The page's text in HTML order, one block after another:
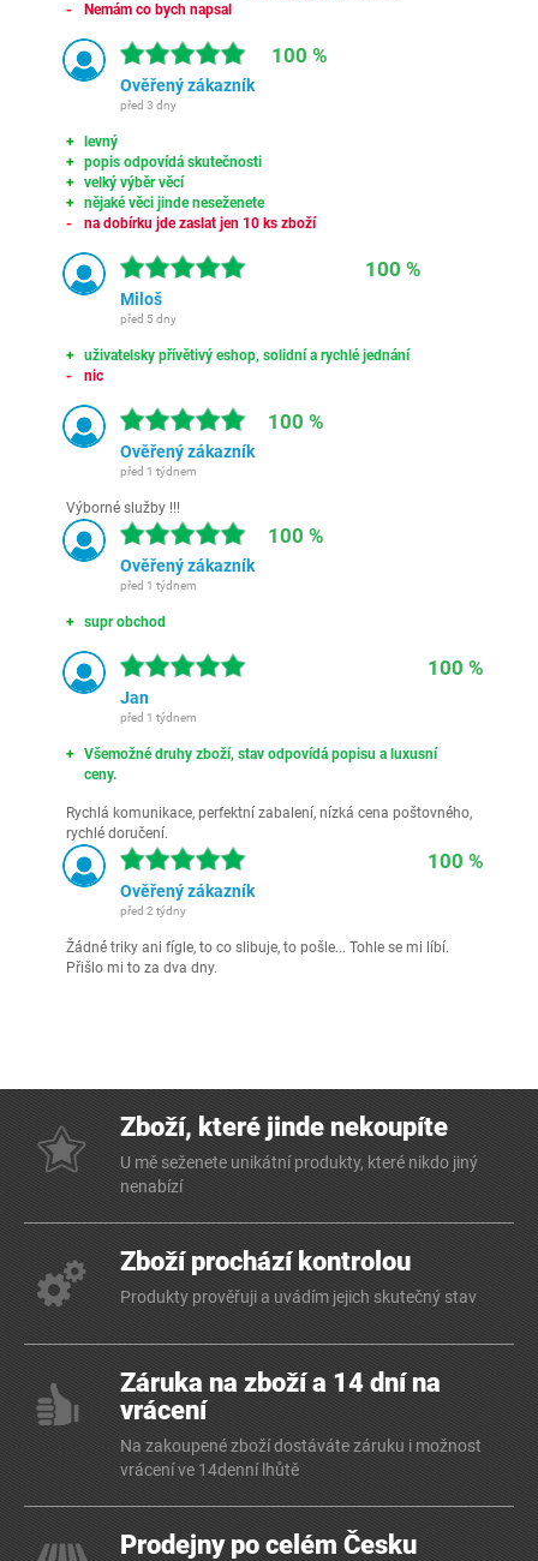
Nemám co bych napsal
100 %
Ověřený zákazník
před 3 dny
levný
popis odpovídá skutečnosti
velký výběr věcí
nějaké věci jinde neseženete
na dobírku jde zaslat jen 10 ks zboží
100 %
Miloš
před 5 dny
uživatelsky přívětivý eshop, solidní a rychlé jednání
nic
100 %
Ověřený zákazník
před 1 týdnem
Výborné služby !!!
100 %
Ověřený zákazník
před 1 týdnem
supr obchod
100 %
Jan
před 1 týdnem
Všemožné druhy zboží, stav odpovídá popisu a luxusní
ceny.
Rychlá komunikace, perfektní zabalení, nízká cena poštovného,
rychlé doručení.
100 %
Ověřený zákazník
před 2 týdny
Žádné triky ani fígle, to co slibuje, to pošle... Tohle se mi líbí.
Přišlo mi to za dva dny.
Zboží, které jinde nekoupíte
U mě seženete unikátní produkty, které nikdo jiný
nenabízí
Zboží prochází kontrolou
Produkty prověřuji a uvádím jejich skutečný stav
Záruka na zboží a 14 dní na
vrácení
Na zakoupené zboží dostáváte záruku i možnost
vrácení ve 14denní lhůtě
Prodejny po celém Česku